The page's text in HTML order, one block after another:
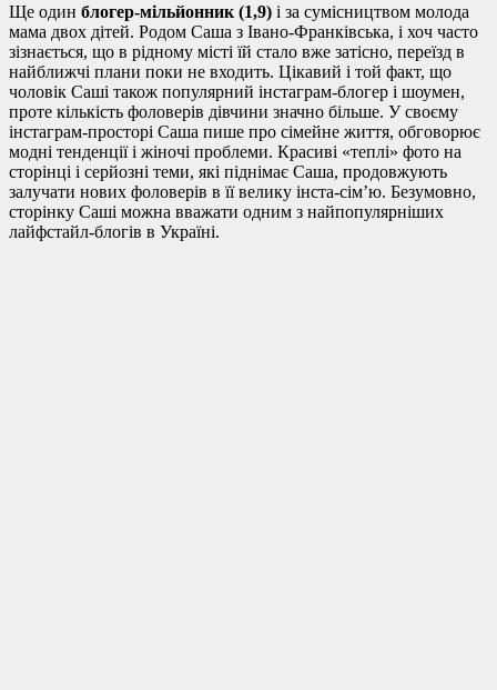
Ще один блогер-мільйонник (1,9) і за сумісництвом молода
мама двох дітей. Родом Саша з Івано-Франківська, і хоч часто
зізнається, що в рідному місті їй стало вже затісно, переїзд в
найближчі плани поки не входить. Цікавий і той факт, що
чоловік Саші також популярний інстаграм-блогер і шоумен,
проте кількість фоловерів дівчини значно більше. У своєму
інстаграм-просторі Саша пише про сімейне життя, обговорює
модні тенденції і жіночі проблеми. Красиві «теплі» фото на
сторінці і серйозні теми, які піднімає Саша, продовжують
залучати нових фоловерів в її велику інста-сім’ю. Безумовно,
сторінку Саші можна вважати одним з найпопулярніших
лайфстайл-блогів в Україні.